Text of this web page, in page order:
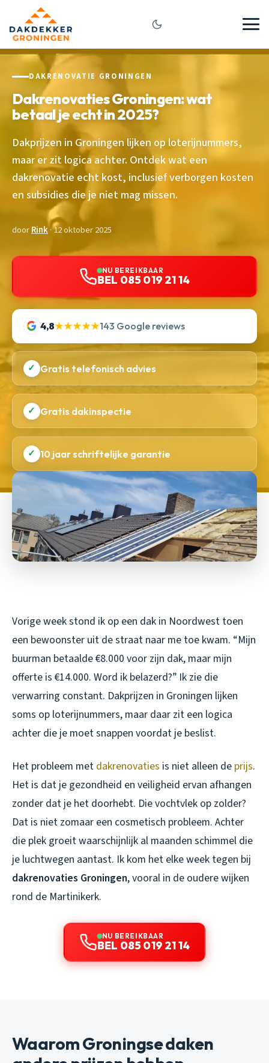
DAKRENOVATIE GRONINGEN
Dakrenovaties Groningen: wat
betaal je echt in 2025?
Dakprijzen in Groningen lijken op loterijnummers,
maar er zit logica achter. Ontdek wat een
dakrenovatie echt kost, inclusief verborgen kosten
en subsidies die je niet mag missen.
doorRink· 12 oktober 2025
NU BEREIKBAAR
BEL 085 019 21 14
4,8★★★★★143 Google reviews
✓ Gratis telefonisch advies
✓ Gratis dakinspectie
✓ 10 jaar schriftelijke garantie
Vorige week stond ik op een dak in Noordwest toen
een bewoonster uit de straat naar me toe kwam. “Mijn
buurman betaalde €8.000 voor zijn dak, maar mijn
offerte is €14.000. Word ik belazerd?” Ik zie die
verwarring constant. Dakprijzen in Groningen lijken
soms op loterijnummers, maar daar zit een logica
achter die je moet snappen voordat je beslist.
Het probleem met dakrenovaties is niet alleen de prijs.
Het is dat je gezondheid en veiligheid ervan afhangen
zonder dat je het doorhebt. Die vochtvlek op zolder?
Dat is niet zomaar een cosmetisch probleem. Achter
die plek groeit waarschijnlijk al maanden schimmel die
je luchtwegen aantast. Ik kom het elke week tegen bij
dakrenovaties Groningen, vooral in de oudere wijken
rond de Martinikerk.
NU BEREIKBAAR
BEL 085 019 21 14
Waarom Groningse daken